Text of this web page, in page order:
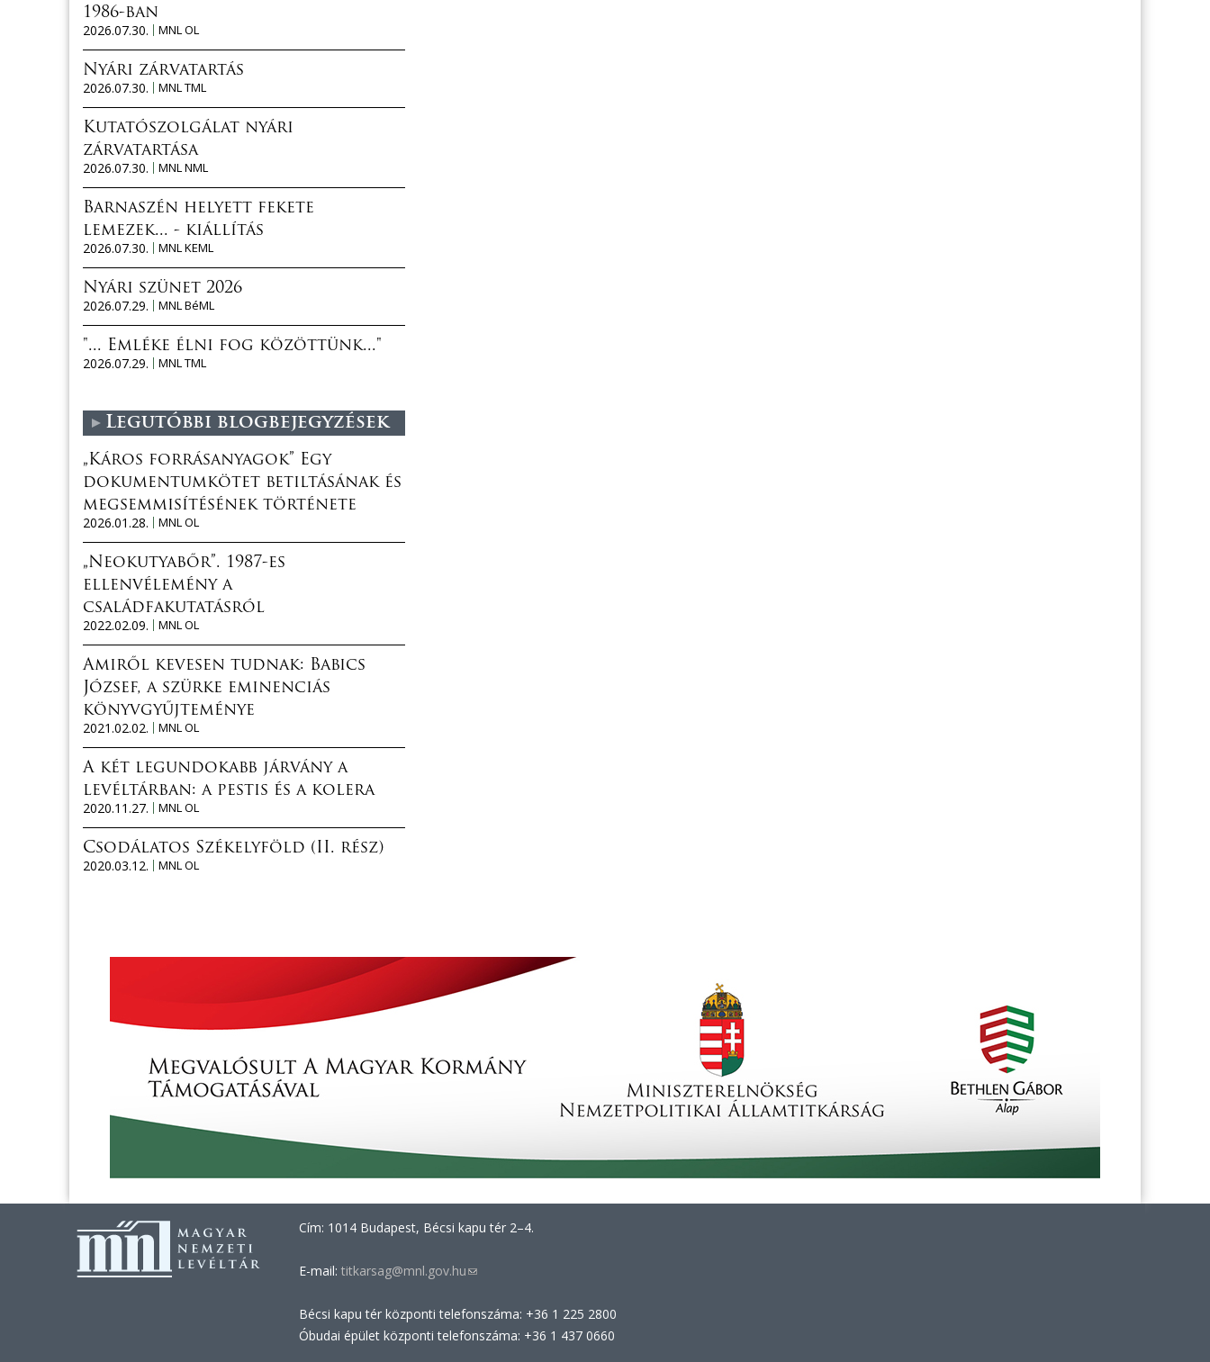
1986-ban
2026.07.30.
MNL OL
Nyári zárvatartás
2026.07.30.
MNL TML
Kutatószolgálat nyári
zárvatartása
2026.07.30.
MNL NML
Barnaszén helyett fekete
lemezek... - kiállítás
2026.07.30.
MNL KEML
Nyári szünet 2026
2026.07.29.
MNL BéML
"... Emléke élni fog közöttünk..."
2026.07.29.
MNL TML
Legutóbbi blogbejegyzések
„Káros forrásanyagok” Egy
dokumentumkötet betiltásának és
megsemmisítésének története
2026.01.28.
MNL OL
„Neokutyabőr”. 1987-es
ellenvélemény a
családfakutatásról
2022.02.09.
MNL OL
Amiről kevesen tudnak: Babics
József, a szürke eminenciás
könyvgyűjteménye
2021.02.02.
MNL OL
A két legundokabb járvány a
levéltárban: a pestis és a kolera
2020.11.27.
MNL OL
Csodálatos Székelyföld (II. rész)
2020.03.12.
MNL OL
Cím: 1014 Budapest, Bécsi kapu tér 2–4.
E-mail: titkarsag@mnl.gov.hu(link
e-
mail)
Bécsi kapu tér központi telefonszáma: +36 1 225 2800
Óbudai épület központi telefonszáma: +36 1 437 0660